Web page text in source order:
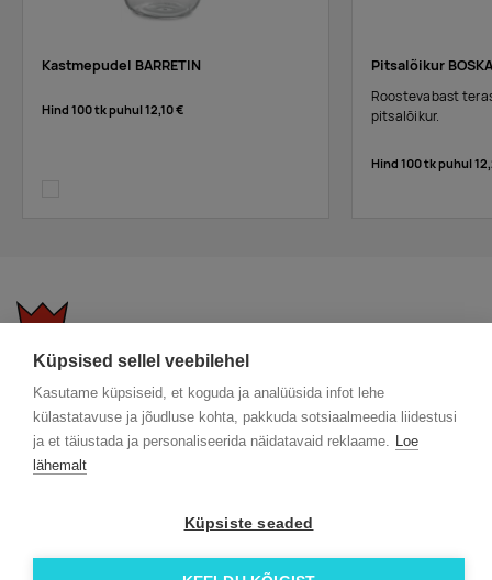
Küpsised sellel veebilehel
Kasutame küpsiseid, et koguda ja analüüsida infot lehe
külastatavuse ja jõudluse kohta, pakkuda sotsiaalmeedia liidestusi
ja et täiustada ja personaliseerida näidatavaid reklaame. Loe
lähemalt
Küpsiste seaded
Kastmepudel BARRETIN
Hind 100 tk puhul12,10 €
Pitsalõikur BOSKA
Roostevabast
pitsalõikur.
Hind 100 tk puhul
KKK
Trükitehnikad
Meist lähemalt
Üldtingimused
ÖKO reklaamkingitused
Meeskond
Kontakt
Facebook